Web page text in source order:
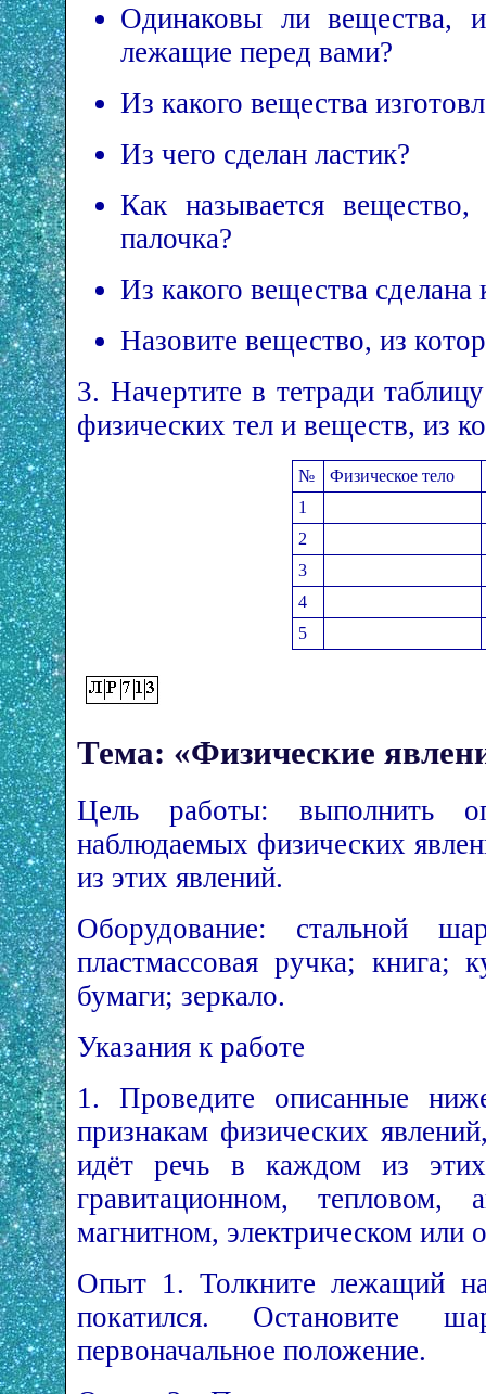
Одинаковы ли вещества,
лежащие перед вами?
Из какого вещества
Из чего сделан ластик?
Как называется вещество,
палочка?
Из какого вещества сделана
Назовите вещество, из
3. Начертите в тетради
физических тел и веществ, из
№
Физическое тело
1
2
3
4
5
Тема: «Физические
Цель работы: выполнить
наблюдаемых физических
из этих явлений.
Оборудование: стальной
пластмассовая ручка; книга;
бумаги; зеркало.
Указания к работе
1. Проведите описанные
признакам физических
идёт речь в каждом из
гравитационном, тепловом,
магнитном, электрическом или
Опыт 1. Толкните лежащий
покатился. Остановите
первоначальное положение.